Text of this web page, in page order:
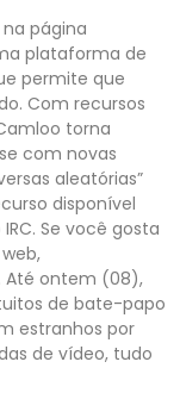
página
plataforma de
permite que
Com recursos
torna
com novas
aleatórias”
disponível
Se você gosta
Até ontem (08),
de bate-papo
estranhos por
de vídeo, tudo